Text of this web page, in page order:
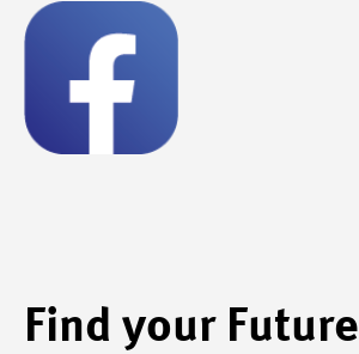
Find your Future